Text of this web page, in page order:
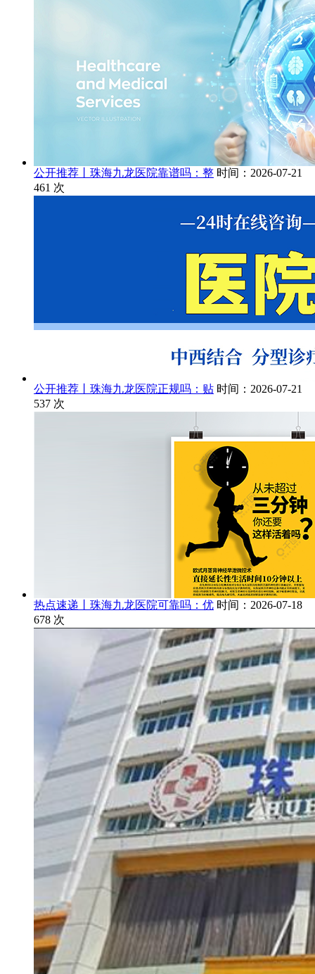
公开推荐丨珠海九龙医院靠谱吗：整 时间：2026-07-21
461 次
公开推荐丨珠海九龙医院正规吗：贴 时间：2026-07-21
537 次
热点速递丨珠海九龙医院可靠吗：优 时间：2026-07-18
678 次